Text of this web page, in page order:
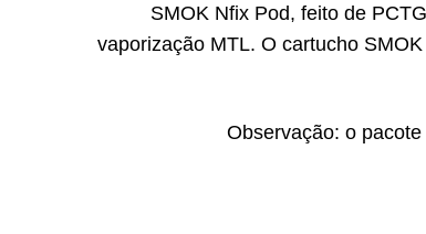
SMOK Nfix Pod, feito de
vaporização MTL. O cartucho
Observação: o